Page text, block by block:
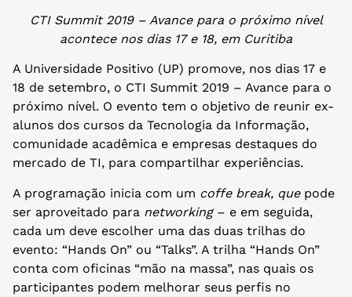
CTI Summit 2019 – Avance para o próximo nível
acontece nos dias 17 e 18, em Curitiba
A Universidade Positivo (UP) promove, nos dias 17 e
18 de setembro, o CTI Summit 2019 – Avance para o
próximo nível. O evento tem o objetivo de reunir ex-
alunos dos cursos da Tecnologia da Informação,
comunidade acadêmica e empresas destaques do
mercado de TI, para compartilhar experiências.
A programação inicia com um coffe break, quepode
ser aproveitado para networking– e em seguida,
cada um deve escolher uma das duas trilhas do
evento: “Hands On” ou “Talks”. A trilha “Hands On”
conta com oficinas “mão na massa”, nas quais os
participantes podem melhorar seus perfis no